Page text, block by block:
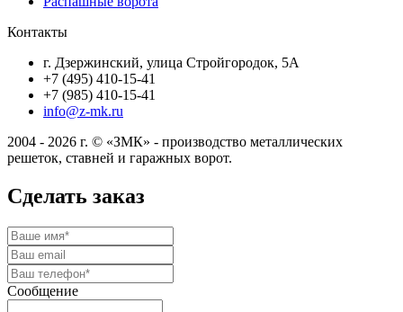
Контакты
г. Дзержинский, улица Стройгородок, 5А
+7 (495) 410-15-41
+7 (985) 410-15-41
info@z-mk.ru
2004 - 2026 г. © «ЗМК» - производство металлических
решеток, ставней и гаражных ворот.
Сделать заказ
Сообщение